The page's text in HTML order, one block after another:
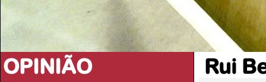
OPINIÃO
Rui